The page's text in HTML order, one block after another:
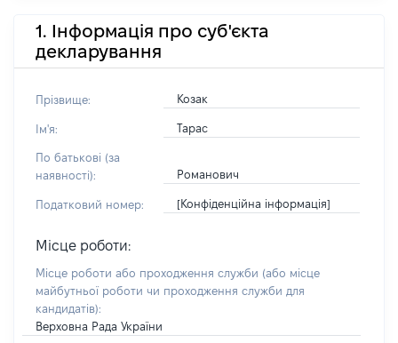
1. Інформація про суб'єкта
декларування
Прізвище: Козак
Ім'я: Тарас
По батькові (за
наявності):
Романович
Податковий номер: [Конфіденційна інформація]
Місце роботи:
Місце роботи або проходження служби (або місце
майбутньої роботи чи проходження служби для
кандидатів):
Верховна Рада України